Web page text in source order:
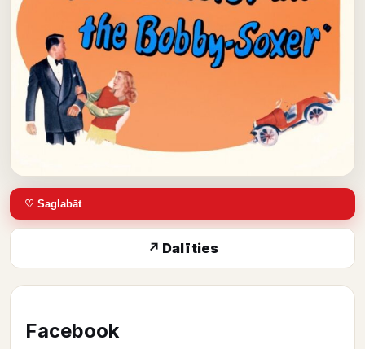
♡ Saglabāt
↗ Dalīties
Facebook